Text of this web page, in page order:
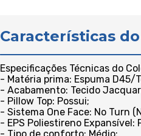
Características
Especificações Técnicas do
- Matéria prima: Espuma D45/
- Acabamento: Tecido
- Pillow Top: Possui;
- Sistema One Face: No Turn
- EPS Poliestireno Expansí­vel: